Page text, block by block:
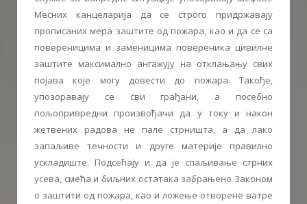
Месних канцелариjа да се строго придржаваjу
прописаних мера заштите од пожара, као и да се са
повереницима и заменицима повереника цивилне
заштите максимално ангажуjу на отклањању свих
поjава коjе могу довести до пожара. Такође,
упозораваjу се сви грађани, а посебно
пољопривредни произвођачи да у току и након
жетвених радова не пале стрништа, а да лако
запаљиве течности и друге материjе правилно
ускладиште. Подсећаjу и да jе спаљивање стрних
усева, смећа и биљних остатака забрањено Законом
о заштити од пожара, као и ложење отворене ватре